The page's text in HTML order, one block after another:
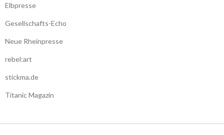
Elbpresse
Gesellschafts-Echo
Neue Rheinpresse
rebel:art
stickma.de
Titanic Magazin